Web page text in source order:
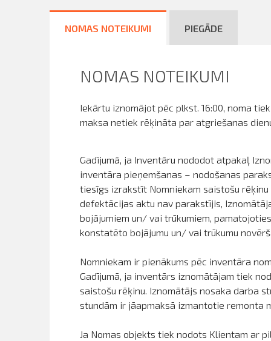
NOMAS NOTEIKUMI PIEGĀDE
NOMAS NOTEIKUMI
Iekārtu iznomājot pēc plkst. 16:00, noma
maksa netiek rēķināta par atgriešanas
Gadījumā, ja Inventāru nododot atpakaļ
inventāra pieņemšanas – nodošanas
tiesīgs izrakstīt Nomniekam saistošu
defektācijas aktu nav parakstījis,
bojājumiem un/ vai trūkumiem,
konstatēto bojājumu un/ vai trūkumu
Nomniekam ir pienākums pēc inventāra
Gadījumā, ja inventārs iznomātājam tiek
saistošu rēķinu. Iznomātājs nosaka darba
stundām ir jāapmaksā izmantotie remonta
Ja Nomas objekts tiek nodots Klientam ar